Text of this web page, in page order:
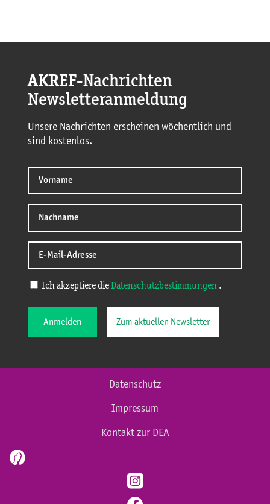
AKREF-Nachrichten
Newsletteranmeldung
Unsere Nachrichten erscheinen wöchentlich und
sind kostenlos.
Ich akzeptiere die Datenschutzbestimmungen .
Anmelden Zum aktuellen Newsletter
Datenschutz
Impressum
Kontakt zur DEA